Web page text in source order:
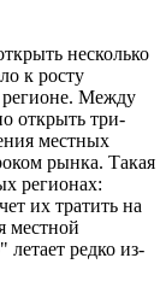
несколько
к росту
регионе. Между
открыть три-
местных
рынка. Такая
регионах:
их тратить на
местной
редко из-